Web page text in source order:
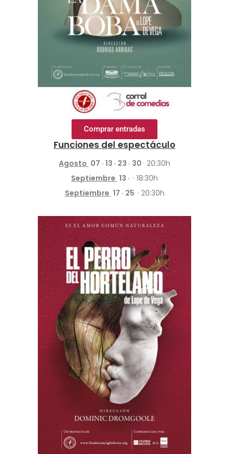
Comprar entradas
Funciones del espectáculo
Agosto 07 · 13 · 23 · 30 · 20:30h
Septiembre 13 · · 18:30h
Septiembre 17 · 25 · 20:30h